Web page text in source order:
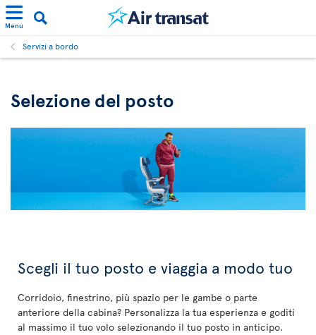
Menu
Servizi a bordo
Selezione del posto
Scegli il tuo posto e viaggia a modo tuo
Corridoio, finestrino, più spazio per le gambe o parte
anteriore della cabina? Personalizza la tua esperienza e goditi
al massimo il tuo volo selezionando il tuo posto in anticipo.